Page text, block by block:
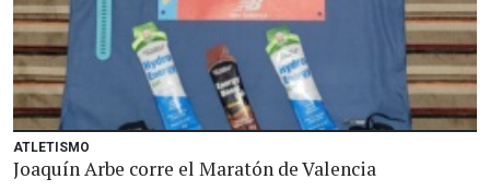
ATLETISMO
Joaquín Arbe corre el Maratón de Valencia